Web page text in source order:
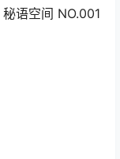
秘语空间 NO.001